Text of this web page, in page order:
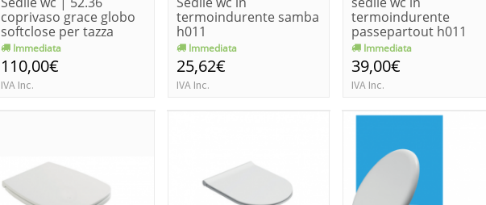
coprivaso grace globo
softclose per tazza
bagno
Immediata
110,00€
IVA Inc.
termoindurente samba
h011
Immediata
25,62€
IVA Inc.
termoindurente
passepartout h011
Immediata
39,00€
IVA Inc.